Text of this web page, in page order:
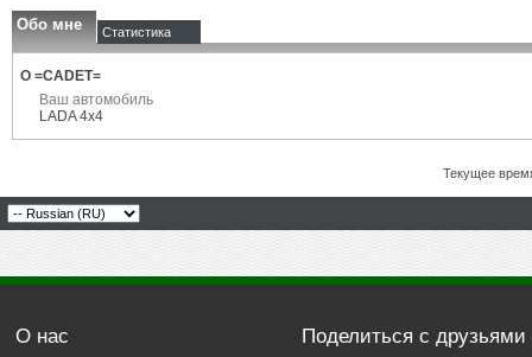
Обо мне Статистика
О =CADET=
Ваш автомобиль
LADA 4x4
Текущее
О нас Поделиться с друзьями